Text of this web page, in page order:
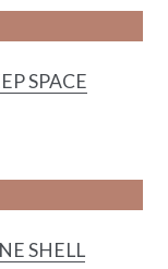
SPACE
SHELL